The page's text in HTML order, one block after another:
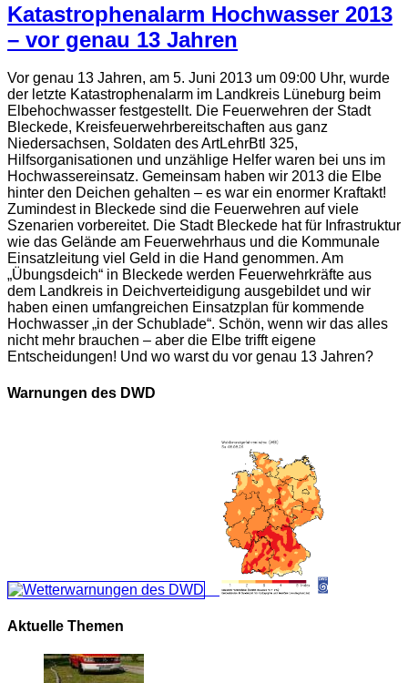
Katastrophenalarm Hochwasser 2013
– vor genau 13 Jahren
Vor genau 13 Jahren, am 5. Juni 2013 um 09:00 Uhr, wurde
der letzte Katastrophenalarm im Landkreis Lüneburg beim
Elbehochwasser festgestellt. Die Feuerwehren der Stadt
Bleckede, Kreisfeuerwehrbereitschaften aus ganz
Niedersachsen, Soldaten des ArtLehrBtl 325,
Hilfsorganisationen und unzählige Helfer waren bei uns im
Hochwassereinsatz. Gemeinsam haben wir 2013 die Elbe
hinter den Deichen gehalten – es war ein enormer Kraftakt!
Zumindest in Bleckede sind die Feuerwehren auf viele
Szenarien vorbereitet. Die Stadt Bleckede hat für Infrastruktur
wie das Gelände am Feuerwehrhaus und die Kommunale
Einsatzleitung viel Geld in die Hand genommen. Am
„Übungsdeich“ in Bleckede werden Feuerwehrkräfte aus
dem Landkreis in Deichverteidigung ausgebildet und wir
haben einen umfangreichen Einsatzplan für kommende
Hochwasser „in der Schublade“. Schön, wenn wir das alles
nicht mehr brauchen – aber die Elbe trifft eigene
Entscheidungen! Und wo warst du vor genau 13 Jahren?
Warnungen des DWD
Aktuelle Themen